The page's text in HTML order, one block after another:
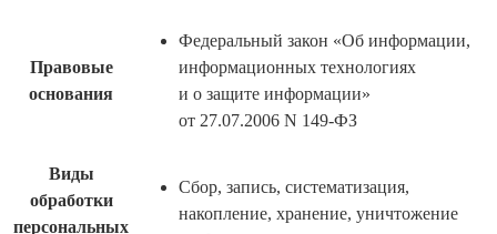
Правовые
основания
Федеральный закон «Об информации,
информационных технологиях
и о защите информации»
от 27.07.2006 N 149-ФЗ
Виды
обработки
персональных
Сбор, запись, систематизация,
накопление, хранение, уничтожение